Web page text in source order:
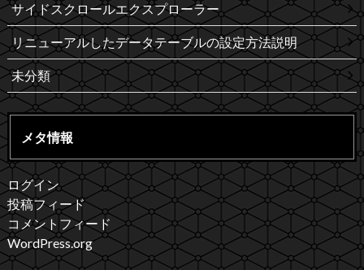
サイドスクロールエクスプローラー
リニューアルしたデータテーブルの設定方法説明
未分類
メタ情報
ログイン
投稿フィード
コメントフィード
WordPress.org